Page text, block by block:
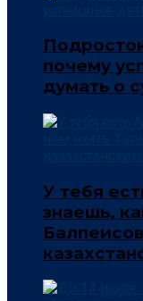
почему
думать о
У тебя
знаешь,